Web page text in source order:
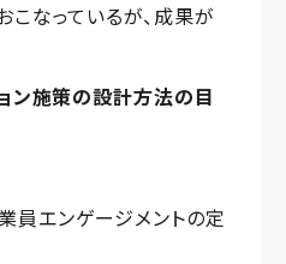
なっているが、成果が
ン施策の設計方法の目
員エンゲージメントの定